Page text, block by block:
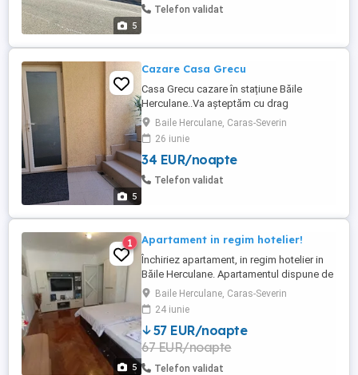
5
oferim spațiu verde,spațiu de joacă
Telefon validat
5
Cazare Casa Grecu
Casa Grecu cazare în stațiune Băile
Herculane..Va așteptăm cu drag
Baile Herculane, Caras-Severin
26 iunie
34 EUR/noapte
Telefon validat
5
1 Apartament in regim hotelier!
Închiriez apartament, in regim hotelier in
Băile Herculane. Apartamentul dispune de
2 camere, hol, baie, bucatarie și balcon.
Apartamentul este complet utilat cu wi-fi
inclus,aer conditionat . Menționez faptul
ca in fata blocului sunt magazine
alimentare , la 2 minute distanță terase si
barurui , stația ...
Baile Herculane, Caras-Severin
24 iunie
57 EUR/noapte
67 EUR/noapte
Telefon validat